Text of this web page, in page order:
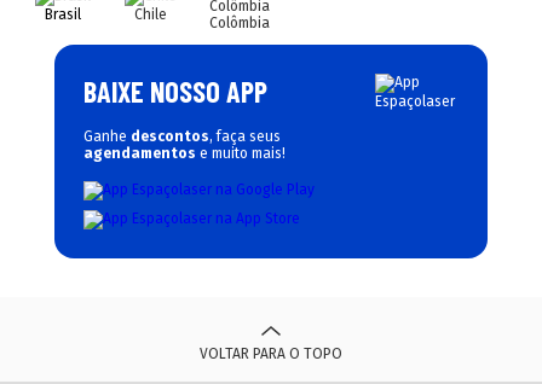
Brasil Chile Colômbia
BAIXE NOSSO APP
Ganhe descontos, faça seus
agendamentos e muito mais!
VOLTAR PARA O TOPO